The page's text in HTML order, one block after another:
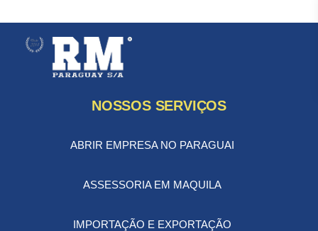
NOSSOS SERVIÇOS
ABRIR EMPRESA NO PARAGUAI
ASSESSORIA EM MAQUILA
IMPORTAÇÃO E EXPORTAÇÃO